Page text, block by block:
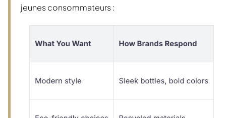
jeunes consommateurs :